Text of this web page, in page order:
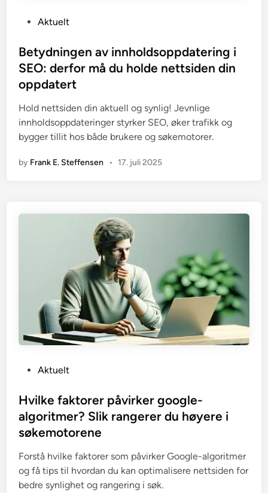
s
t
d
i
n
Aktuelt
Betydningen av innholdsoppdatering i
SEO: derfor må du holde nettsiden din
oppdatert
Hold nettsiden din aktuell og synlig! Jevnlige
innholdsoppdateringer styrker SEO, øker trafikk og
bygger tillit hos både brukere og søkemotorer.
by Frank E. Steffensen • 17. juli 2025
s
t
i
n
Aktuelt
Hvilke faktorer påvirker google-
algoritmer? Slik rangerer du høyere i
søkemotorene
Forstå hvilke faktorer som påvirker Google-algoritmer
og få tips til hvordan du kan optimalisere nettsiden for
bedre synlighet og rangering i søk.